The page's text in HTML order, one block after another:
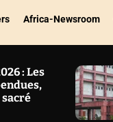
Africa-Newsroom
: Les